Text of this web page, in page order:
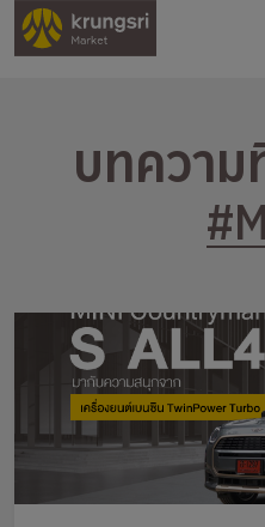
บทความ